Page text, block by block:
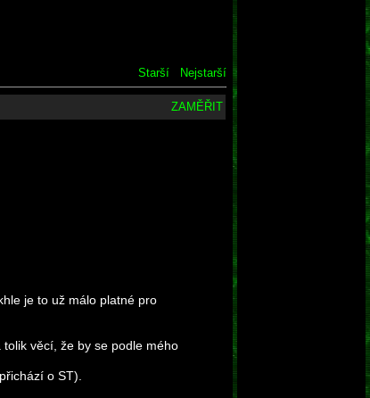
Starší Nejstarší
ZAMĚŘIT
je to už málo platné pro
věcí, že by se podle mého
o ST).